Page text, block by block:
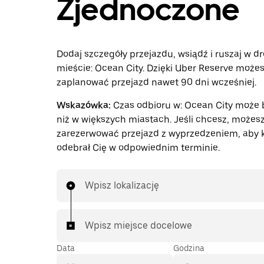
Zjednoczone
Dodaj szczegóły przejazdu, wsiądź i ruszaj w
mieście: Ocean City. Dzięki Uber Reserve
zaplanować przejazd nawet 90 dni wcześniej.
Wskazówka: Czas odbioru w: Ocean City może
niż w większych miastach. Jeśli chcesz, możesz
zarezerwować przejazd z wyprzedzeniem, aby
odebrał Cię w odpowiednim terminie.
Wpisz lokalizację
Wpisz miejsce docelowe
Data Godzina